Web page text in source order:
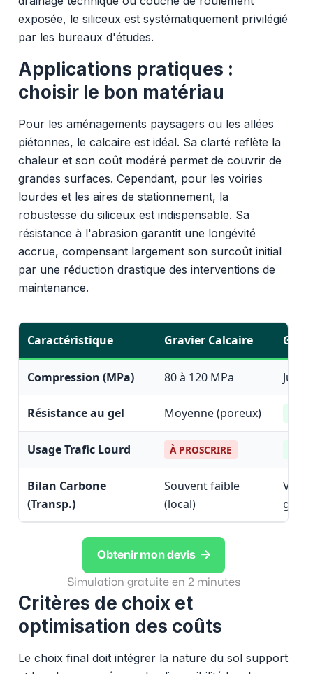
exposée, le siliceux est systématiquement privilégié
par les bureaux d'études.
Applications pratiques :
choisir le bon matériau
Pour les aménagements paysagers ou les allées
piétonnes, le calcaire est idéal. Sa clarté reflète la
chaleur et son coût modéré permet de couvrir de
grandes surfaces. Cependant, pour les voiries
lourdes et les aires de stationnement, la
robustesse du siliceux est indispensable. Sa
résistance à l'abrasion garantit une longévité
accrue, compensant largement son surcoût initial
par une réduction drastique des interventions de
maintenance.
Caractéristique Gravier Calcaire
Compression (MPa) 80 à 120 MPa
Résistance au gel Moyenne (poreux)
Usage Trafic Lourd À PROSCRIRE
Bilan Carbone
(Transp.)
Souvent faible
(local)
Obtenir mon devis 
Simulation gratuite en 2 minutes
Critères de choix et
optimisation des coûts
Le choix final doit intégrer la nature du sol support